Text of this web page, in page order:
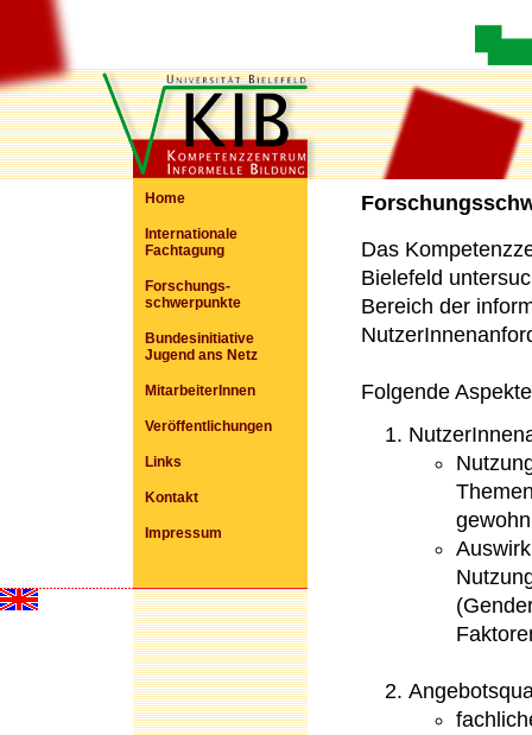
Home
Internationale
Fachtagung
Forschungs-
schwerpunkte
Bundesinitiative
Jugend ans Netz
MitarbeiterInnen
Veröffentlichungen
Links
Kontakt
Impressum
Das
Bielefeld
Bereich der
Folgende